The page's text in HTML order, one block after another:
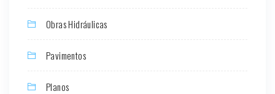
Obras Hidráulicas
Pavimentos
Planos